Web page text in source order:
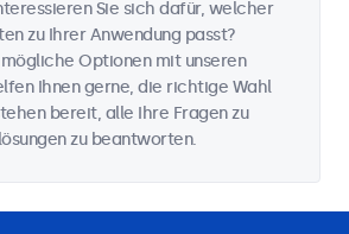
Sie sich dafür, welcher
zu Ihrer Anwendung passt?
Optionen mit unseren
Ihnen gerne, die richtige Wahl
bereit, alle Ihre Fragen zu
zu beantworten.